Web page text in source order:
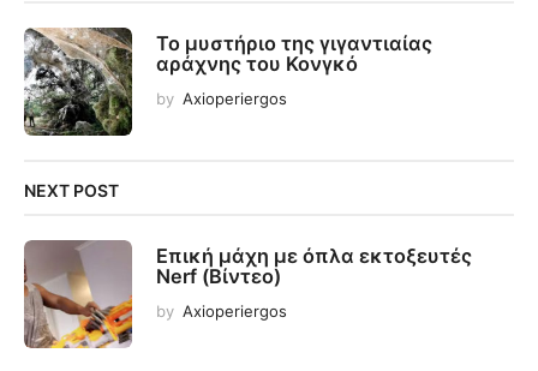
Το μυστήριο της γιγαντιαίας
αράχνης του Κονγκό
by Axioperiergos
NEXT POST
Επική μάχη με όπλα εκτοξευτές
Nerf (Βίντεο)
by Axioperiergos